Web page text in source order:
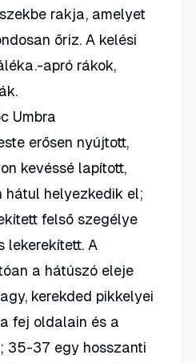
rakja, amelyet
őriz. A kelési
apró rákok,
Umbra
erősen nyújtott,
kevéssé lapított,
hátul helyezkedik el;
felső szegélye
lekerekített. A
a hátúszó eleje
kerekded pikkelyei
fej oldalain és a
35-37 egy hosszanti